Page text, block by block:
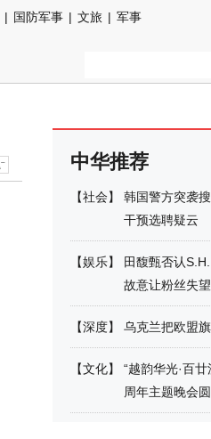
| 国防军事 | 文旅 | 军事
中华推荐
【社会】
韩国警方突袭
干预选聘疑云
【娱乐】
田馥甄否认
故意让粉丝失望
【深度】 乌克兰把欧盟
【文化】
“越韵华光·百
周年主题晚会